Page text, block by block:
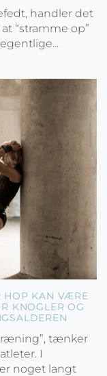
handler det
“stramme op”
HOP KAN VÆRE
KNOGLER OG
tænker
I
noget langt